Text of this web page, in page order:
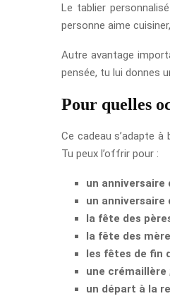
Le tablier
personne aime
Autre avantage
pensée, tu lui donnes
Pour quelles
Ce cadeau s’adapte
Tu peux l’offrir pour :
un anniversaire
un anniversaire
la fête des
la fête des
les fêtes de fin
une crémaillère ;
un départ à la